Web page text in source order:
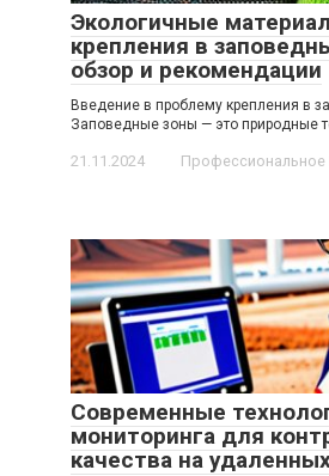
Экологичные
крепления в
обзор и рекомендации
Введение в проблему крепления в
Заповедные зоны — это природные
21.11.2024 Профессиональное
Современные
мониторинга для
качества на